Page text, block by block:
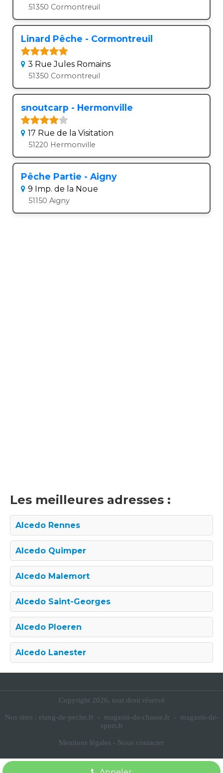
51350 Cormontreuil
Linard Pêche - Cormontreuil
3 Rue Jules Romains
51350 Cormontreuil
snoutcarp - Hermonville
17 Rue de la Visitation
51220 Hermonville
Pêche Partie - Aigny
9 Imp. de la Noue
51150 Aigny
Les meilleures adresses :
Alcedo Rennes
Alcedo Quimper
Alcedo Malemort
Alcedo Saint-Georges
Alcedo Ploeren
Alcedo Lanester
Copyright 2026, tout droit réservé
Nos sites : etang-de-peche.fr- magasin-de-chasse.fr- magasin-de-
sport.fr
Mentions légales - Nous contacter